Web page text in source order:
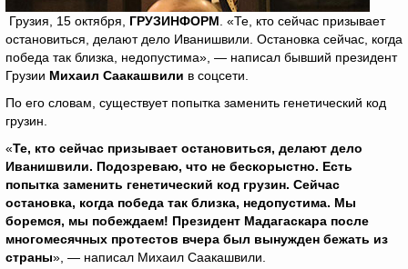
Грузия, 15 октября, ГРУЗИНФОРМ . «Те, кто сейчас призывает
остановиться, делают дело Иванишвили. Остановка сейчас, когда
победа так близка, недопустима», — написал бывший президент
Грузии Михаил Саакашвили в соцсети.
По его словам, существует попытка заменить генетический код
грузин.
«Те, кто сейчас призывает остановиться, делают дело
Иванишвили. Подозреваю, что не бескорыстно. Есть
попытка заменить генетический код грузин. Сейчас
остановка, когда победа так близка, недопустима. Мы
боремся, мы побеждаем! Президент Мадагаскара после
многомесячных протестов вчера был вынужден бежать из
страны», — написал Михаил Саакашвили.